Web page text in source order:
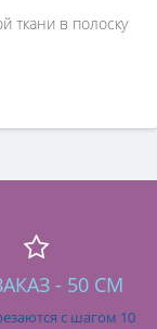
ткани в полоску
- 50 СМ
с шагом 10